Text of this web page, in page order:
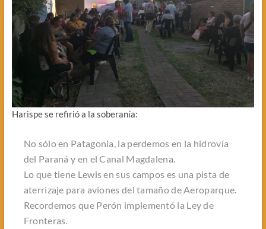
Harispe se refirió a la soberanía:
No sólo en Patagonia, la perdemos en la hidrovía
del Paraná y en el Canal Magdalena.
Lo que tiene Lewis en sus campos es una pista de
aterrizaje para aviones del tamaño de Aeroparque.
Recordemos que Perón implementó la Ley de
Fronteras.